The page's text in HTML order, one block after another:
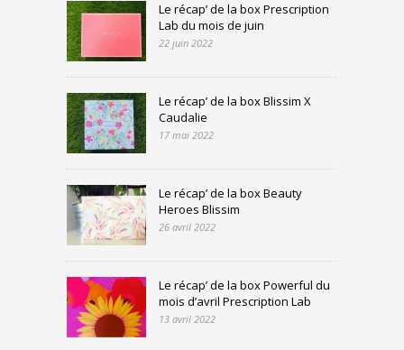
Le récap’ de la box Prescription
Lab du mois de juin
22 juin 2022
Le récap’ de la box Blissim X
Caudalie
17 mai 2022
Le récap’ de la box Beauty
Heroes Blissim
26 avril 2022
Le récap’ de la box Powerful du
mois d’avril Prescription Lab
13 avril 2022